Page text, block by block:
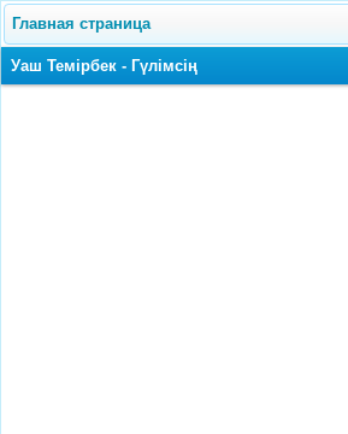
Главная страница
Уаш Темірбек - Гүлімсің